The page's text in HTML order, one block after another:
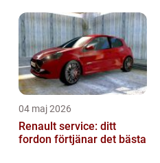
04 maj 2026
Renault service: ditt
fordon förtjänar det bästa